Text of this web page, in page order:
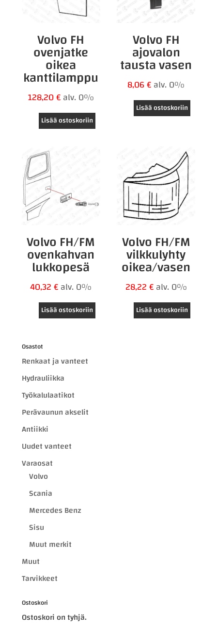
Volvo FH
ovenjatke
oikea
kanttilamppu
128,20€alv. 0%
Lisää ostoskoriin
Volvo FH
ajovalon
tausta vasen
8,06€alv. 0%
Lisää ostoskoriin
Volvo FH/FM
ovenkahvan
lukkopesä
40,32€alv. 0%
Lisää ostoskoriin
Volvo FH/FM
vilkkulyhty
oikea/vasen
28,22€alv. 0%
Lisää ostoskoriin
Osastot
Renkaat ja vanteet
Hydrauliikka
Työkalulaatikot
Perävaunun akselit
Antiikki
Uudet vanteet
Varaosat
Volvo
Scania
Mercedes Benz
Sisu
Muut merkit
Muut
Tarvikkeet
Ostoskori
Ostoskori on tyhjä.